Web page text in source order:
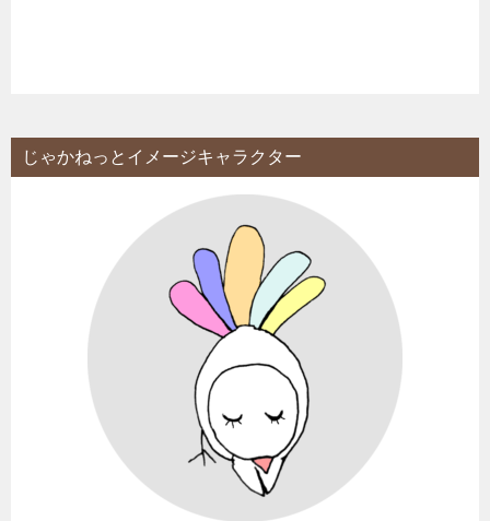
じゃかねっとイメージキャラクター